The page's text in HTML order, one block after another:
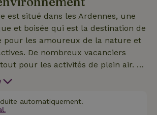
est situé dans les Ardennes, une
et boisée qui est la destination de
pour les amoureux de la nature et
De nombreux vacanciers
pour les activités de plein air. Le
parfaitement ! Les Ardennes se
denses de la région en font un
automatiquement.